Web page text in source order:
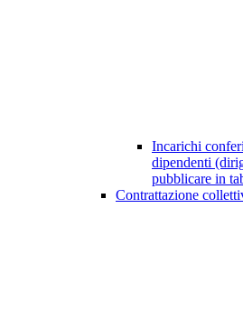
Incarichi
dipendenti
pubblicare in
Contrattazione